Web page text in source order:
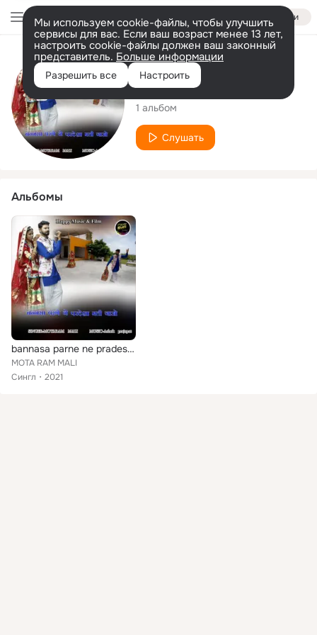
Войти
Мы используем cookie-файлы, чтобы улучшить
сервисы для вас. Если ваш возраст менее 13 лет,
настроить cookie-файлы должен ваш законный
представитель. Больше информации
Разрешить все Настроить
Исполнитель
MOTA RAM MALI
1 альбом
Слушать
Альбомы
bannasa parne ne pradesha mti jao
MOTA RAM MALI
Сингл
2021